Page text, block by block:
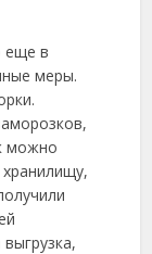
еще в
меры.
можно